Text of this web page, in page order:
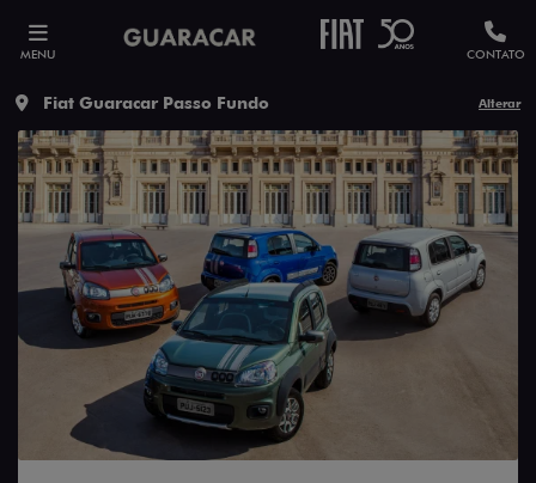
MENU CONTATO
Fiat Guaracar Passo Fundo Alterar